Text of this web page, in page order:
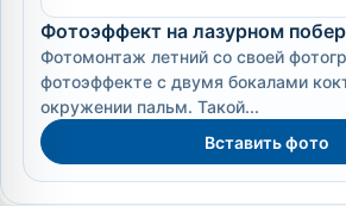
Фотоэффект на лазурном
Фотомонтаж летний со своей
фотоэффекте с двумя бокалами
окружении пальм. Такой...
Вставить фото